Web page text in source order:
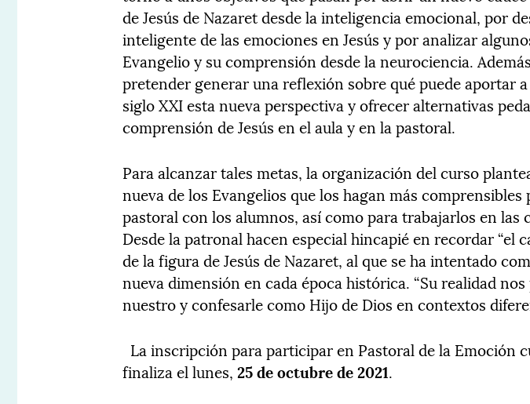
de Jesús de Nazaret desde la inteligencia emocional, por
inteligente de las emociones en Jesús y por analizar
Evangelio y su comprensión desde la neurociencia.
pretender generar una reflexión sobre qué puede aportar
siglo XXI esta nueva perspectiva y ofrecer alternativas
comprensión de Jesús en el aula y en la pastoral.
Para alcanzar tales metas, la organización del curso
nueva de los Evangelios que los hagan más
pastoral con los alumnos, así como para trabajarlos en las
Desde la patronal hacen especial hincapié en recordar “el
de la figura de Jesús de Nazaret, al que se ha intentado
nueva dimensión en cada época histórica. “Su realidad
nuestro y confesarle como Hijo de Dios en contextos
La inscripción para participar en Pastoral de la Emoción
finaliza el lunes,25 de octubre de 2021.